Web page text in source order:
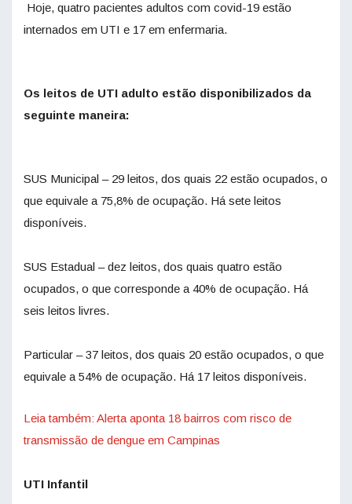
Hoje, quatro pacientes adultos com covid-19 estão
internados em UTI e 17 em enfermaria.
Os leitos de UTI adulto estão disponibilizados da
seguinte maneira:
SUS Municipal – 29 leitos, dos quais 22 estão ocupados, o
que equivale a 75,8% de ocupação. Há sete leitos
disponíveis.
SUS Estadual – dez leitos, dos quais quatro estão
ocupados, o que corresponde a 40% de ocupação. Há
seis leitos livres.
Particular – 37 leitos, dos quais 20 estão ocupados, o que
equivale a 54% de ocupação. Há 17 leitos disponíveis.
Leia também: Alerta aponta 18 bairros com risco de
transmissão de dengue em Campinas
UTI Infantil